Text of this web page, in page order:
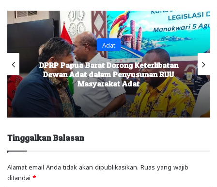
Adat
DPRP Papua Barat Dorong Keterlibatan
Dewan Adat dalam Penyusunan RUU
Masyarakat Adat
Tinggalkan Balasan
Alamat email Anda tidak akan dipublikasikan. Ruas yang wajib
ditandai *